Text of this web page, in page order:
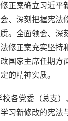
正案确立习近平
、深刻把握宪法
。全面领会、深
修正案充实坚持
国家主席任期方
的精神实质。
校各党委（总支
习新修改的宪法